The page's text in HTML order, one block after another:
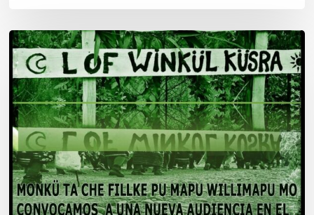
Lof
Winkül
Küsra
convoca
a
apoyar
audiencia
en